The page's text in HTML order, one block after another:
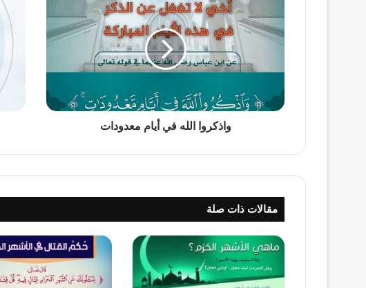
أيام
واذكروا الله في أيام معدودات
الرحم
بركة
والرزق
مقالات ذات صلة